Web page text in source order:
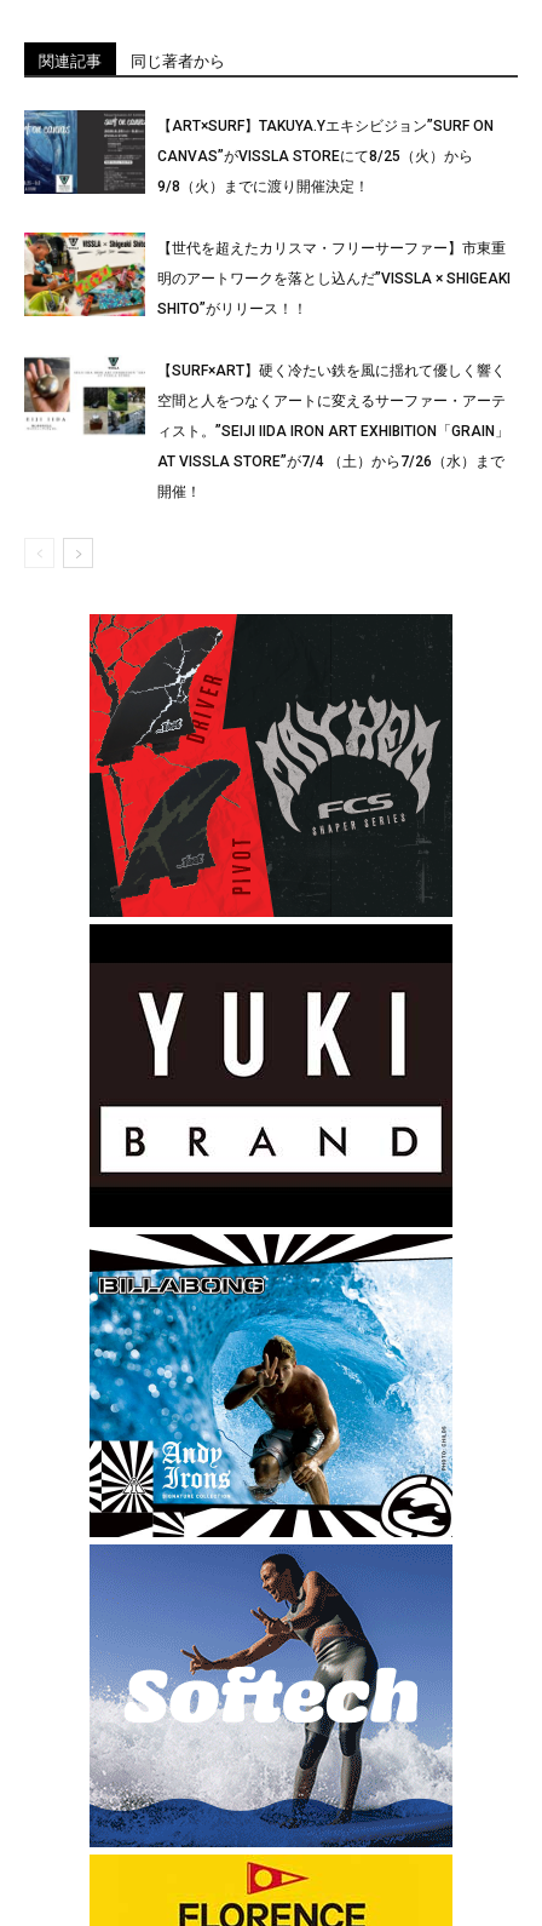
関連記事 同じ著者から
【ART×SURF】TAKUYA.Yエキシビジョン”SURF ON
CANVAS”がVISSLA STOREにて8/25（火）から
9/8（火）までに渡り開催決定！
【世代を超えたカリスマ・フリーサーファー】市東重
明のアートワークを落とし込んだ”VISSLA × SHIGEAKI
SHITO”がリリース！！
【SURF×ART】硬く冷たい鉄を風に揺れて優しく響く
空間と人をつなくアートに変えるサーファー・アーテ
ィスト。”SEIJI IIDA IRON ART EXHIBITION「GRAIN」
AT VISSLA STORE”が7/4 （土）から7/26（水）まで
開催！